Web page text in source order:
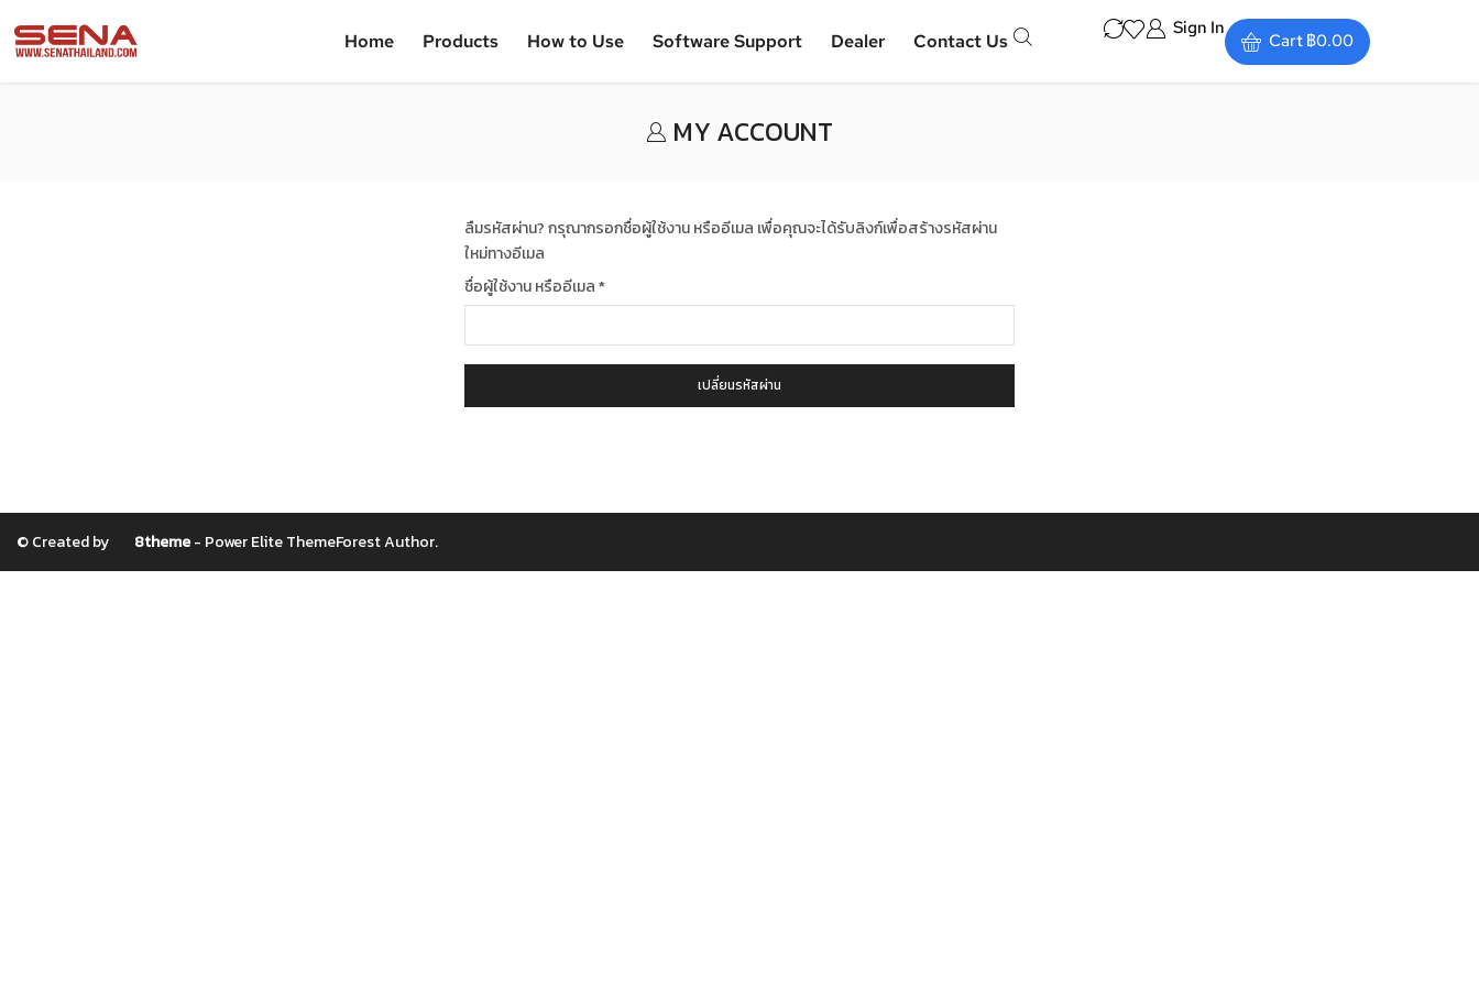
Home Products How to Use Software Support Dealer Contact Us
Sign In
Cart ฿0.00
MY ACCOUNT
ลืมรหัสผ่าน? กรุณากรอกชื่อผู้ใช้งาน หรืออีเมล เพื่อคุณจะได้รับลิงก์เพื่อสร้างรหัสผ่าน
ใหม่ทางอีเมล
ชื่อผู้ใช้งาน หรืออีเมล*
เปลี่ยนรหัสผ่าน
© Created by 8theme- Power Elite ThemeForest Author.